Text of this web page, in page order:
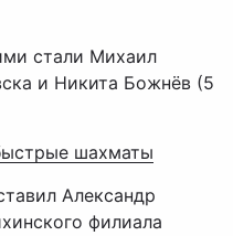
стали Михаил
и Никита Божнёв (5
шахматы
Александр
филиала